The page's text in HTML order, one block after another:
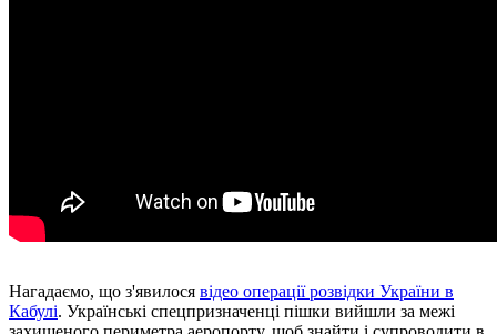
Нагадаємо, що з'явилося відео операції розвідки України в
Кабулі. Українські спецпризначенці пішки вийшли за межі